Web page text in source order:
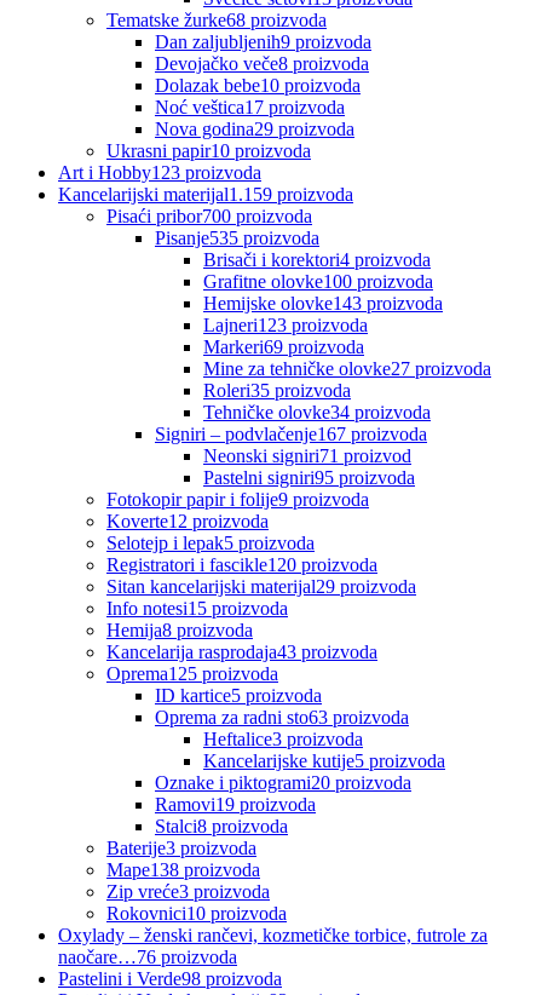
Tematske žurke68 proizvoda
Dan zaljubljenih9 proizvoda
Devojačko veče8 proizvoda
Dolazak bebe10 proizvoda
Noć veštica17 proizvoda
Nova godina29 proizvoda
Ukrasni papir10 proizvoda
Art i Hobby123 proizvoda
Kancelarijski materijal1.159 proizvoda
Pisaći pribor700 proizvoda
Pisanje535 proizvoda
Brisači i korektori4 proizvoda
Grafitne olovke100 proizvoda
Hemijske olovke143 proizvoda
Lajneri123 proizvoda
Markeri69 proizvoda
Mine za tehničke olovke27 proizvoda
Roleri35 proizvoda
Tehničke olovke34 proizvoda
Signiri – podvlačenje167 proizvoda
Neonski signiri71 proizvod
Pastelni signiri95 proizvoda
Fotokopir papir i folije9 proizvoda
Koverte12 proizvoda
Selotejp i lepak5 proizvoda
Registratori i fascikle120 proizvoda
Sitan kancelarijski materijal29 proizvoda
Info notesi15 proizvoda
Hemija8 proizvoda
Kancelarija rasprodaja43 proizvoda
Oprema125 proizvoda
ID kartice5 proizvoda
Oprema za radni sto63 proizvoda
Heftalice3 proizvoda
Kancelarijske kutije5 proizvoda
Oznake i piktogrami20 proizvoda
Ramovi19 proizvoda
Stalci8 proizvoda
Baterije3 proizvoda
Mape138 proizvoda
Zip vreće3 proizvoda
Rokovnici10 proizvoda
Oxylady – ženski rančevi, kozmetičke torbice, futrole za
naočare…76 proizvoda
Pastelini i Verde98 proizvoda